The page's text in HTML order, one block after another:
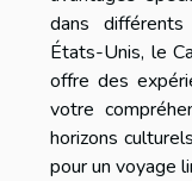
dans
États-Unis, le
offre des
votre
horizons
pour un voyage